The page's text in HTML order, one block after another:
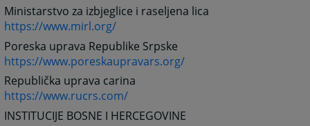
Ministarstvo za izbjeglice i raseljena lica
https://www.mirl.org/
Poreska uprava Republike Srpske
https://www.poreskaupravars.org/
Republička uprava carina
https://www.rucrs.com/
INSTITUCIJE BOSNE I HERCEGOVINE